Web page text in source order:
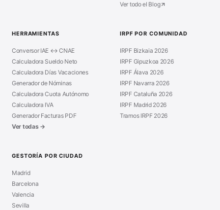
Ver todo el Blog
HERRAMIENTAS
Conversor IAE ↔ CNAE
Calculadora Sueldo Neto
Calculadora Días Vacaciones
Generador de Nóminas
Calculadora Cuota Autónomo
Calculadora IVA
Generador Facturas PDF
Ver todas →
IRPF POR COMUNIDAD
IRPF Bizkaia 2026
IRPF Gipuzkoa 2026
IRPF Álava 2026
IRPF Navarra 2026
IRPF Cataluña 2026
IRPF Madrid 2026
Tramos IRPF 2026
GESTORÍA POR CIUDAD
Madrid
Barcelona
Valencia
Sevilla